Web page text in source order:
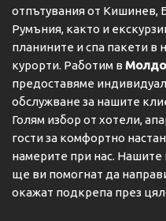
отпътувания от Кишинев,
Румъния, както и
планините и спа пакети
курорти. Работим в
предоставяме
обслужване за нашите
Голям избор от хотели,
гости за комфортно
намерите при нас.
ще ви помогнат да
окажат подкрепа през